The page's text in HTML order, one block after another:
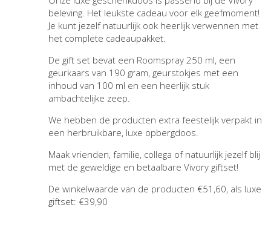
beleving. Het leukste cadeau voor elk geefmoment!
Je kunt jezelf natuurlijk ook heerlijk verwennen met
het complete cadeaupakket.
De gift set bevat een Roomspray 250 ml, een
geurkaars van 190 gram, geurstokjes met een
inhoud van 100 ml en een heerlijk stuk
ambachtelijke zeep.
We hebben de producten extra feestelijk verpakt in
een herbruikbare, luxe opbergdoos.
Maak vrienden, familie, collega of natuurlijk jezelf blij
met de geweldige en betaalbare Vivory giftset!
De winkelwaarde van de producten €51,60, als luxe
giftset: €39,90